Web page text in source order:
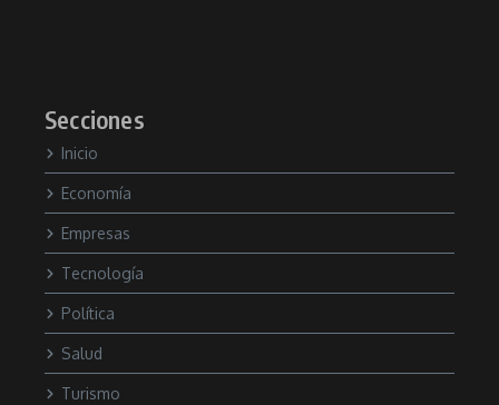
Secciones
Inicio
Economía
Empresas
Tecnología
Política
Salud
Turismo